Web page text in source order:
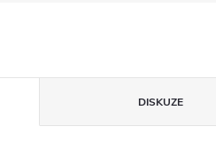
DISKUZE